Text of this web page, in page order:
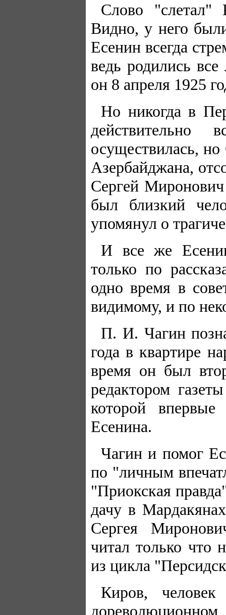
Слово "слетал"
Видно, у него
Есенин всегда
ведь родились
он 8 апреля 1925
Но никогда в
осуществилась,
Азербайджана,
Сергей
был близкий
упомянул о
И все же
только по
одно время в
видимому, и по
П. И. Чагин
года в квартире
время он был
редактором
которой
Есенина.
Чагин и помог
по "личным
"Приокская
дачу в
Сергея
читал только что
из цикла
Киров, человек